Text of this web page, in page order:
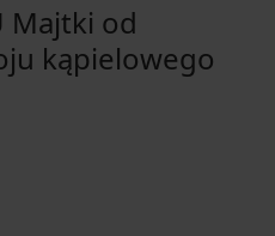
Majtki od
kąpielowego